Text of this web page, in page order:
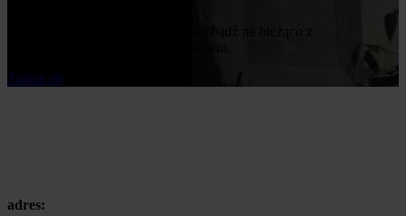
Zapisz się
adres: